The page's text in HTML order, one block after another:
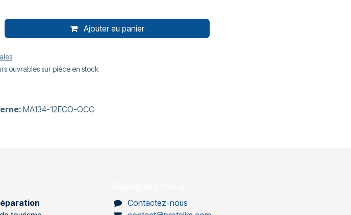
Ajouter au panier
ouvrables sur pièce en stock
MA134-12ECO-OCC
Contactez-nous